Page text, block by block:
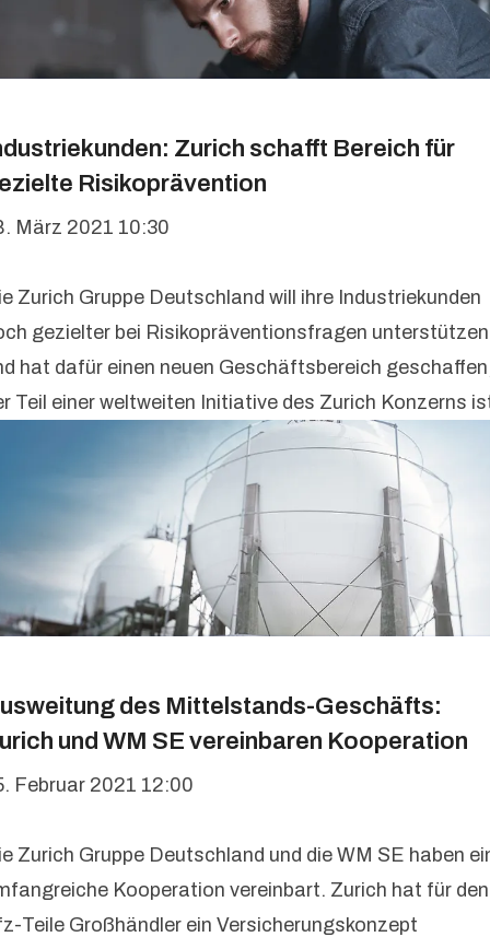
Zurich schafft Bereich für
Risikoprävention
März 2021 10:30
Zurich Gruppe Deutschland will ihre Industriekunden
gezielter bei Risikopräventionsfragen unterstützen
hat dafür einen neuen Geschäftsbereich
Teil einer weltweiten Initiative des Zurich Konzerns
des Mittelstands-Geschäfts:
und WM SE vereinbaren Kooperation
Februar 2021 12:00
Zurich Gruppe Deutschland und die WM SE haben
Kooperation vereinbart. Zurich hat für den
Teile Großhändler ein Versicherungskonzept